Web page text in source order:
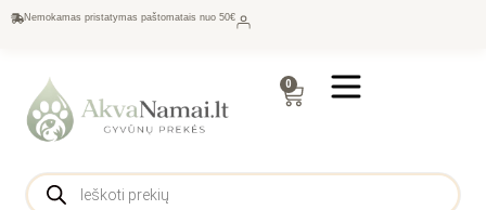
Nemokamas pristatymas paštomatais nuo 50€
0